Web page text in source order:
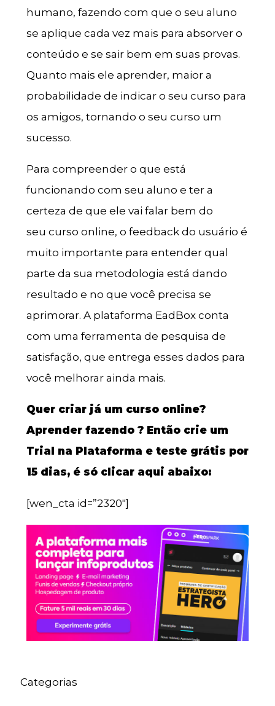
humano, fazendo com que o seu aluno
se aplique cada vez mais para absorver o
conteúdo e se sair bem em suas provas.
Quanto mais ele aprender, maior a
probabilidade de indicar o seu curso para
os amigos, tornando o seu curso um
sucesso.
Para compreender o que está
funcionando com seu aluno e ter a
certeza de que ele vai falar bem do
seu curso online, o feedback do usuário é
muito importante para entender qual
parte da sua metodologia está dando
resultado e no que você precisa se
aprimorar. A plataforma EadBox conta
com uma ferramenta de pesquisa de
satisfação, que entrega esses dados para
você melhorar ainda mais.
Quer criar já um curso online?
Aprender fazendo ? Então crie um
Trial na Plataforma e teste grátis por
15 dias, é só clicar aqui abaixo:
[wen_cta id=”2320″]
Categorias